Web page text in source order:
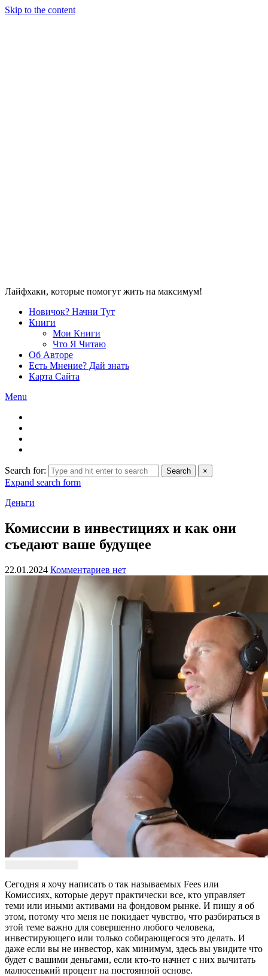
Skip to the content
Лайфхаки, которые помогут жить на максимум!
Новичок? Начни Тут
Книги
Мои Книги
Что Я Читаю
Об Авторе
Есть Мнение? Дай знать
Карта Сайта
Menu
Search for: Search ×
Expand search form
Деньги
Комиссии в инвестициях и как они
съедают ваше будущее
22.01.2024 Комментариев нет
Сегодня я хочу написать о так называемых Fees или
Комиссиях, которые дерут практически все, кто управляет
теми или иными активами на фондовом рынке. И пишу я об
этом, потому что меня не покидает чувство, что разбираться в
этой теме важно для совершенно любого человека,
инвестирующего или только собирающегося это делать. И
даже если вы не инвестор, как минимум, здесь вы увидите что
будет с вашими деньгами, если кто-то начнет с них вычитать
малюсенький процент на постоянной основе.